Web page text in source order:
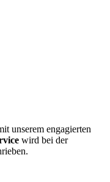
unserem engagierten
wird bei der